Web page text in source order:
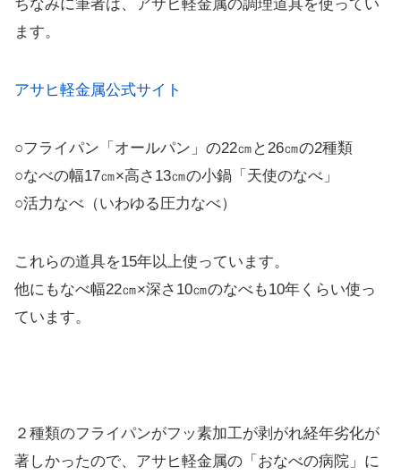
ちなみに筆者は、アサヒ軽金属の調理道具を使ってい
ます。
アサヒ軽金属公式サイト
○フライパン「オールパン」の22㎝と26㎝の2種類
○なべの幅17㎝×高さ13㎝の小鍋「天使のなべ」
○活力なべ（いわゆる圧力なべ）
これらの道具を15年以上使っています。
他にもなべ幅22㎝×深さ10㎝のなべも10年くらい使っ
ています。
２種類のフライパンがフッ素加工が剥がれ経年劣化が
著しかったので、アサヒ軽金属の「おなべの病院」に